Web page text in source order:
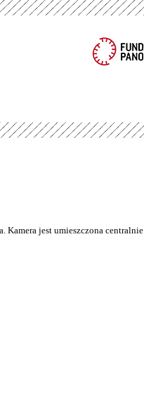
jest umieszczona